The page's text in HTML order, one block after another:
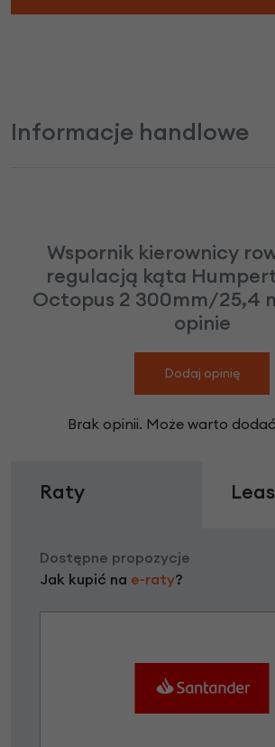
Informacje handlowe
Wspornik kierownicy
regulacją kąta
Octopus 2 300mm/25,4
opinie
Dodaj opinię
Brak opinii. Może warto
Raty
Dostępne propozycje
Jak kupić na e-raty?